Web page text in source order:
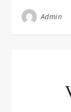
Admin